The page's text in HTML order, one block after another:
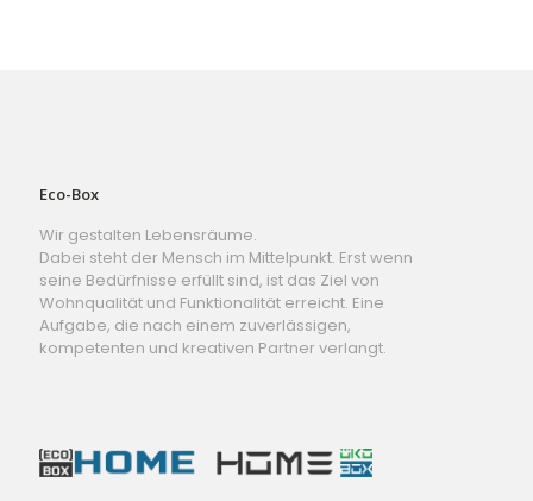
Eco-Box
Wir gestalten Lebensräume.
Dabei steht der Mensch im Mittelpunkt. Erst wenn
seine Bedürfnisse erfüllt sind, ist das Ziel von
Wohnqualität und Funktionalität erreicht. Eine
Aufgabe, die nach einem zuverlässigen,
kompetenten und kreativen Partner verlangt.